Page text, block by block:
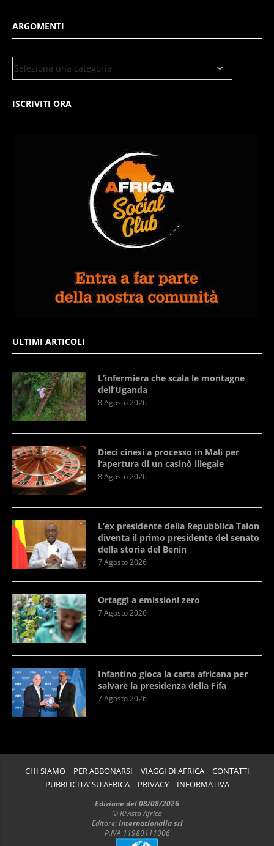
ARGOMENTI
ISCRIVITI ORA
ULTIMI ARTICOLI
L’infermiera che scala le montagne
dell’Uganda
8 Agosto 2026
Dieci cinesi a processo in Mali per
l’apertura di un casinò illegale
8 Agosto 2026
L’ex presidente della Repubblica Talon
diventa il primo presidente del senato
della storia del Benin
7 Agosto 2026
Ortaggi a emissioni zero
7 Agosto 2026
Infantino gioca la carta africana per
salvare la presidenza della Fifa
7 Agosto 2026
CHI SIAMO PER ABBONARSI VIAGGI DI AFRICA
CONTATTI
PUBBLICITA’ SU AFRICA
PRIVACY
INFORMATIVA
Edizione del 08/08/2026
© Rivista Africa
Editore:Internationalia srl
P.IVA 11980111006